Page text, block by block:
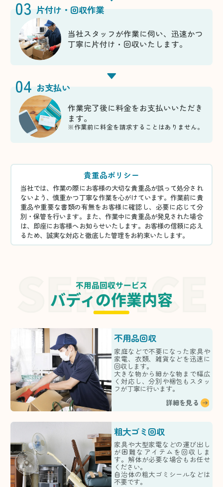
03 片付け・回収作業
当社スタッフが作業に伺い、迅速かつ
丁寧に片付け・回収いたします。
04 お支払い
作業完了後に料金をお支払いいただき
ます。
※作業前に料金を請求することはありません。
貴重品ポリシー
当社では、作業の際にお客様の大切な貴重品が誤って処分され
ないよう、慎重かつ丁寧な作業を心がけています。作業前に貴
重品や重要な書類の有無をお客様に確認し、必要に応じて分
別・保管を行います。また、作業中に貴重品が発見された場合
は、即座にお客様へお知らせいたします。お客様の信頼に応え
るため、誠実な対応と徹底した管理をお約束いたします。
不用品回収サービス
バディの作業内容
不用品回収
家庭などで不要になった家具や
家電、衣類、雑貨などを迅速に
回収します。
大きな物から細かな物まで幅広
く対応し、分別や梱包もスタッ
フが丁寧に行います。
詳細を見る
粗大ゴミ回収
家具や大型家電などの運び出し
が困難なアイテムを回収しま
す。解体が必要な場合もお任せ
ください。
自治体の粗大ゴミシールなどは
不要です。